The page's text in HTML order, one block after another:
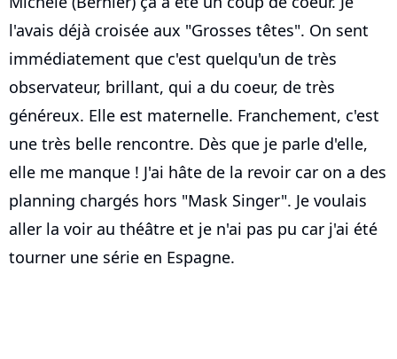
l'avais déjà croisée aux "Grosses têtes". On sent
immédiatement que c'est quelqu'un de très
observateur, brillant, qui a du coeur, de très
généreux. Elle est maternelle. Franchement, c'est
une très belle rencontre. Dès que je parle d'elle,
elle me manque ! J'ai hâte de la revoir car on a des
planning chargés hors "Mask Singer". Je voulais
aller la voir au théâtre et je n'ai pas pu car j'ai été
tourner une série en Espagne.